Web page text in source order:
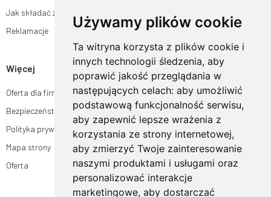
Używamy plików cookie
Ta witryna korzysta z plików cookie i
innych technologii śledzenia, aby
poprawić jakość przeglądania w
następujących celach: aby umożliwić
podstawową funkcjonalność serwisu,
aby zapewnić lepsze wrażenia z
korzystania ze strony internetowej,
aby zmierzyć Twoje zainteresowanie
naszymi produktami i usługami oraz
personalizować interakcje
marketingowe, aby dostarczać
Jak składać zamówienia w sklepie ogrodyhildegardy.pl?
Reklamacje
Więcej
Oferta dla firm
Bezpieczeństwo płatności
Polityka prywatności
Mapa strony
Oferta